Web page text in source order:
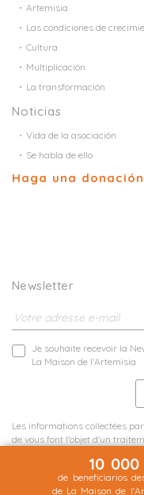
Artemisia
Las condiciones de
Cultura
Multiplicación
La transformación
Noticias
Vida de la asociación
Se habla de ello
Haga una donación
Newsletter
Je souhaite recevoir la
La Maison de l'Artemisia
Les informations collectées
de vous font l'objet d'un
10
de beneficiarios
de La Maison de